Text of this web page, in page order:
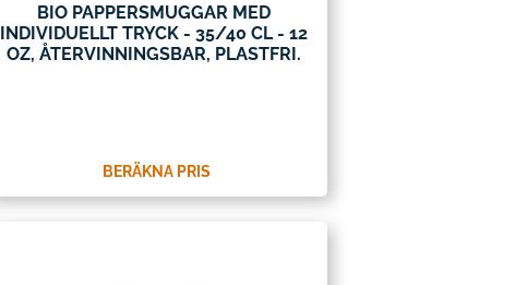
BIO PAPPERSMUGGAR MED
INDIVIDUELLT TRYCK - 35/40 CL - 12
OZ, ÅTERVINNINGSBAR, PLASTFRI.
BERÄKNA PRIS